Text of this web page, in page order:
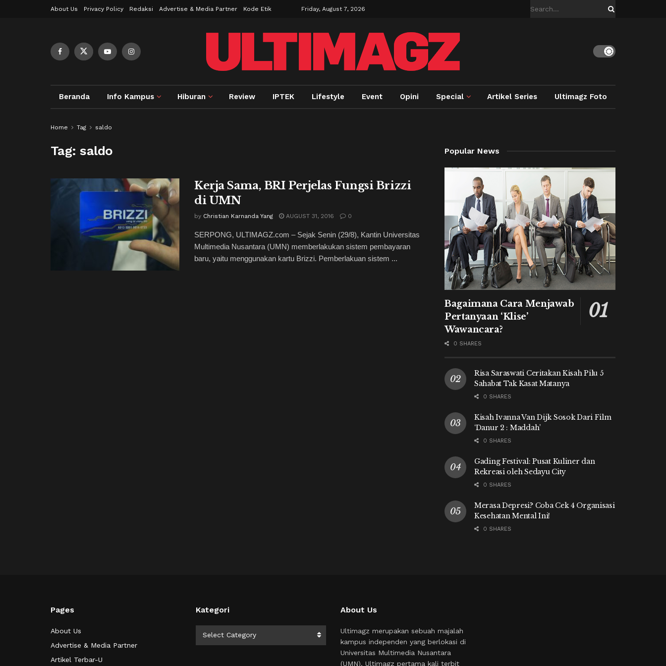
About Us Privacy Policy Redaksi Advertise & Media Partner Kode Etik Friday, August 7, 2026
Beranda Info Kampus Hiburan Review IPTEK Lifestyle Event Opini Special Artikel Series Ultimagz Foto
Home Tag saldo
Tag:saldo
Kerja Sama, BRI Perjelas Fungsi Brizzi
di UMN
by Christian Karnanda Yang AUGUST 31, 2016 0
SERPONG, ULTIMAGZ.com – Sejak Senin (29/8), Kantin Universitas
Multimedia Nusantara (UMN) memberlakukan sistem pembayaran
baru, yaitu menggunakan kartu Brizzi. Pemberlakuan sistem ...
Popular News
Bagaimana Cara Menjawab
Pertanyaan ‘Klise’
Wawancara?
0 SHARES
Risa Saraswati Ceritakan Kisah Pilu 5
Sahabat Tak Kasat Matanya
0 SHARES
Kisah Ivanna Van Dijk Sosok Dari Film
‘Danur 2 : Maddah’
0 SHARES
Gading Festival: Pusat Kuliner dan
Rekreasi oleh Sedayu City
0 SHARES
Merasa Depresi? Coba Cek 4 Organisasi
Kesehatan Mental Ini!
0 SHARES
Pages
About Us
Advertise & Media Partner
Artikel Terbar-U
Kategori
Select Category
About Us
Ultimagz merupakan sebuah majalah
kampus independen yang berlokasi di
Universitas Multimedia Nusantara
(UMN). Ultimagz pertama kali terbit